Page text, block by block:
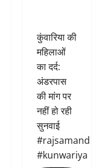
कुंवारिया की
महिलाओं
का दर्द:
अंडरपास
की मांग पर
नहीं हो रही
सुनवाई
#rajsamand
#kunwariya